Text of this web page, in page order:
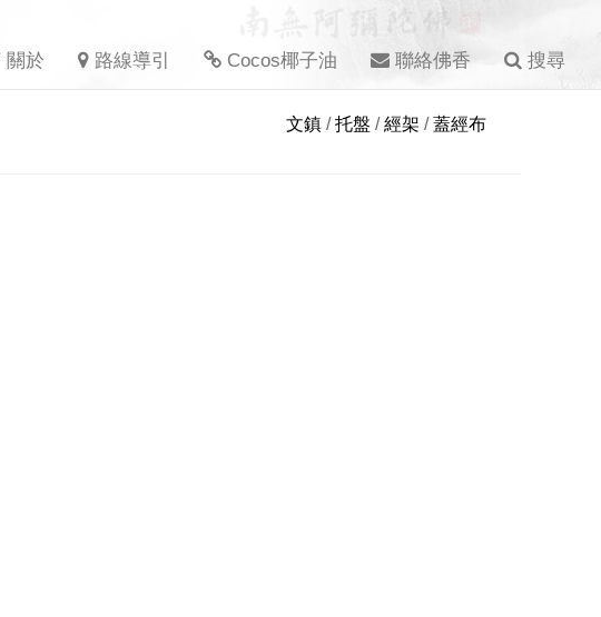
關於 路線導引 Cocos椰子油 聯絡佛香 搜尋
文鎮 /托盤 /經架 /蓋經布